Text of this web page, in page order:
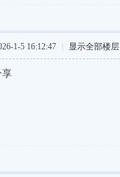
1-5 16:12:47 显示全部楼层
享